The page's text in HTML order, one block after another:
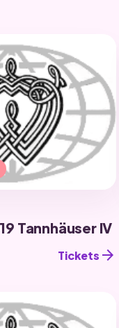
Tannhäuser IV
Tickets arrow_forward